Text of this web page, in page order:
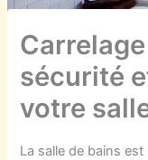
sécurité
votre
La salle de bains